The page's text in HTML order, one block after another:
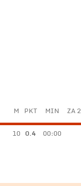
M PKT MIN ZA 2
10 0.4 00:00